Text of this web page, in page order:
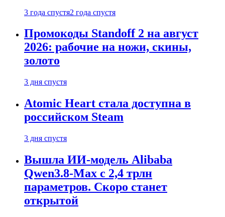
3 года спустя2 года спустя
Промокоды Standoff 2 на август
2026: рабочие на ножи, скины,
золото
3 дня спустя
Atomic Heart стала доступна в
российском Steam
3 дня спустя
Вышла ИИ-модель Alibaba
Qwen3.8-Max с 2,4 трлн
параметров. Скоро станет
открытой